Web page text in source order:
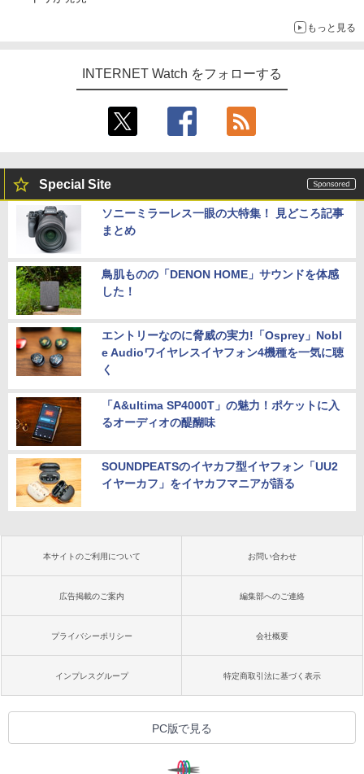
もっと見る
INTERNET Watch をフォローする
Special Site
ソニーミラーレス一眼の大特集！ 見どころ記事
まとめ
鳥肌ものの「DENON HOME」サウンドを体感
した！
エントリーなのに脅威の実力!「Osprey」Nobl
e Audioワイヤレスイヤフォン4機種を一気に聴
く
「A&ultima SP4000T」の魅力！ポケットに入
るオーディオの醍醐味
SOUNDPEATSのイヤカフ型イヤフォン「UU2
イヤーカフ」をイヤカフマニアが語る
本サイトのご利用について お問い合わせ
広告掲載のご案内 編集部へのご連絡
プライバシーポリシー 会社概要
インプレスグループ 特定商取引法に基づく表示
PC版で見る